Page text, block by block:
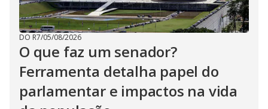
DO R7/05/08/2026
O que faz um senador?
Ferramenta detalha papel do
parlamentar e impactos na vida